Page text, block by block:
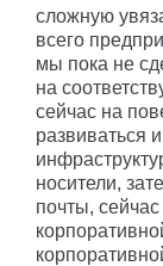
сложную
всего
мы пока не
на
сейчас на
развиваться
носители,
почты,